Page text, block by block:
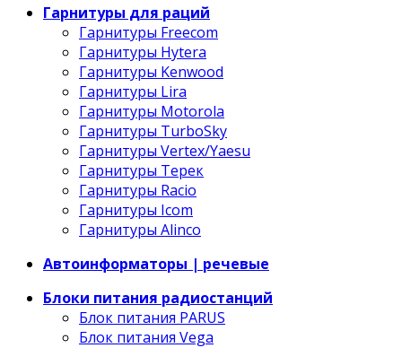
Гарнитуры для раций
Гарнитуры Freecom
Гарнитуры Hytera
Гарнитуры Kenwood
Гарнитуры Lira
Гарнитуры Motorola
Гарнитуры TurboSky
Гарнитуры Vertex/Yaesu
Гарнитуры Терек
Гарнитуры Racio
Гарнитуры Icom
Гарнитуры Alinco
Автоинформаторы | речевые
Блоки питания радиостанций
Блок питания PARUS
Блок питания Vega